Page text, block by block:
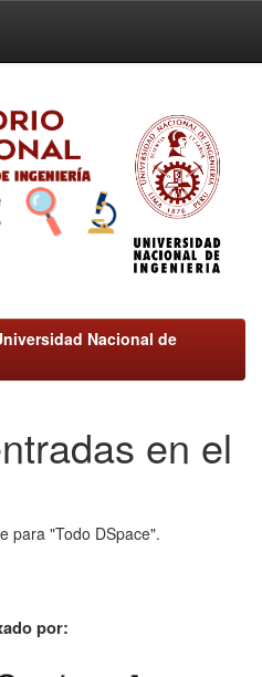
Nacional de
en el
para "Todo DSpace".
por: